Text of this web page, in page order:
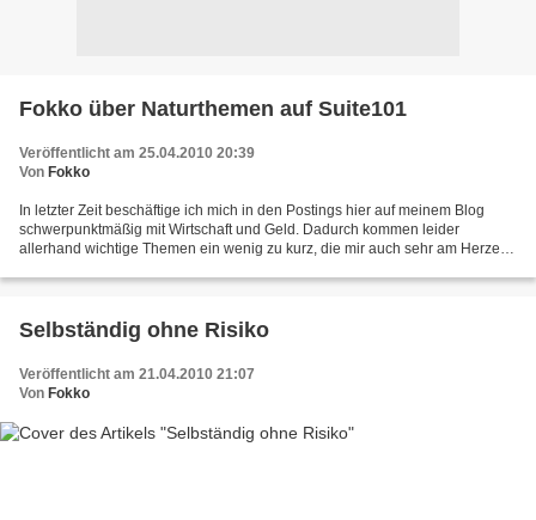
Fokko über Naturthemen auf Suite101
Veröffentlicht am 25.04.2010 20:39
Von Fokko
In letzter Zeit beschäftige ich mich in den Postings hier auf meinem Blog
schwerpunktmäßig mit Wirtschaft und Geld. Dadurch kommen leider
allerhand wichtige Themen ein wenig zu kurz, die mir auch sehr am Herzen
Selbständig ohne Risiko
Veröffentlicht am 21.04.2010 21:07
Von Fokko